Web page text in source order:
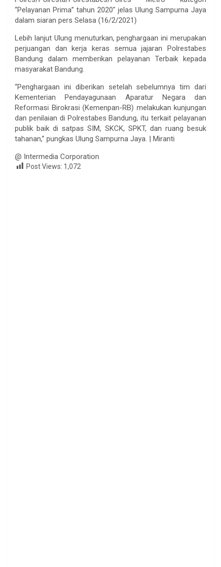
“Pelayanan Prima” tahun 2020″ jelas Ulung Sampurna Jaya
dalam siaran pers Selasa (16/2/2021)
Lebih lanjut Ulung menuturkan, penghargaan ini merupakan
perjuangan dan kerja keras semua jajaran Polrestabes
Bandung dalam memberikan pelayanan Terbaik kepada
masyarakat Bandung.
“Penghargaan ini diberikan setelah sebelumnya tim dari
Kementerian Pendayagunaan Aparatur Negara dan
Reformasi Birokrasi (Kemenpan-RB) melakukan kunjungan
dan penilaian di Polrestabes Bandung, itu terkait pelayanan
publik baik di satpas SIM, SKCK, SPKT, dan ruang besuk
tahanan,” pungkas Ulung Sampurna Jaya. | Miranti
@ Intermedia Corporation
Post Views: 1,072